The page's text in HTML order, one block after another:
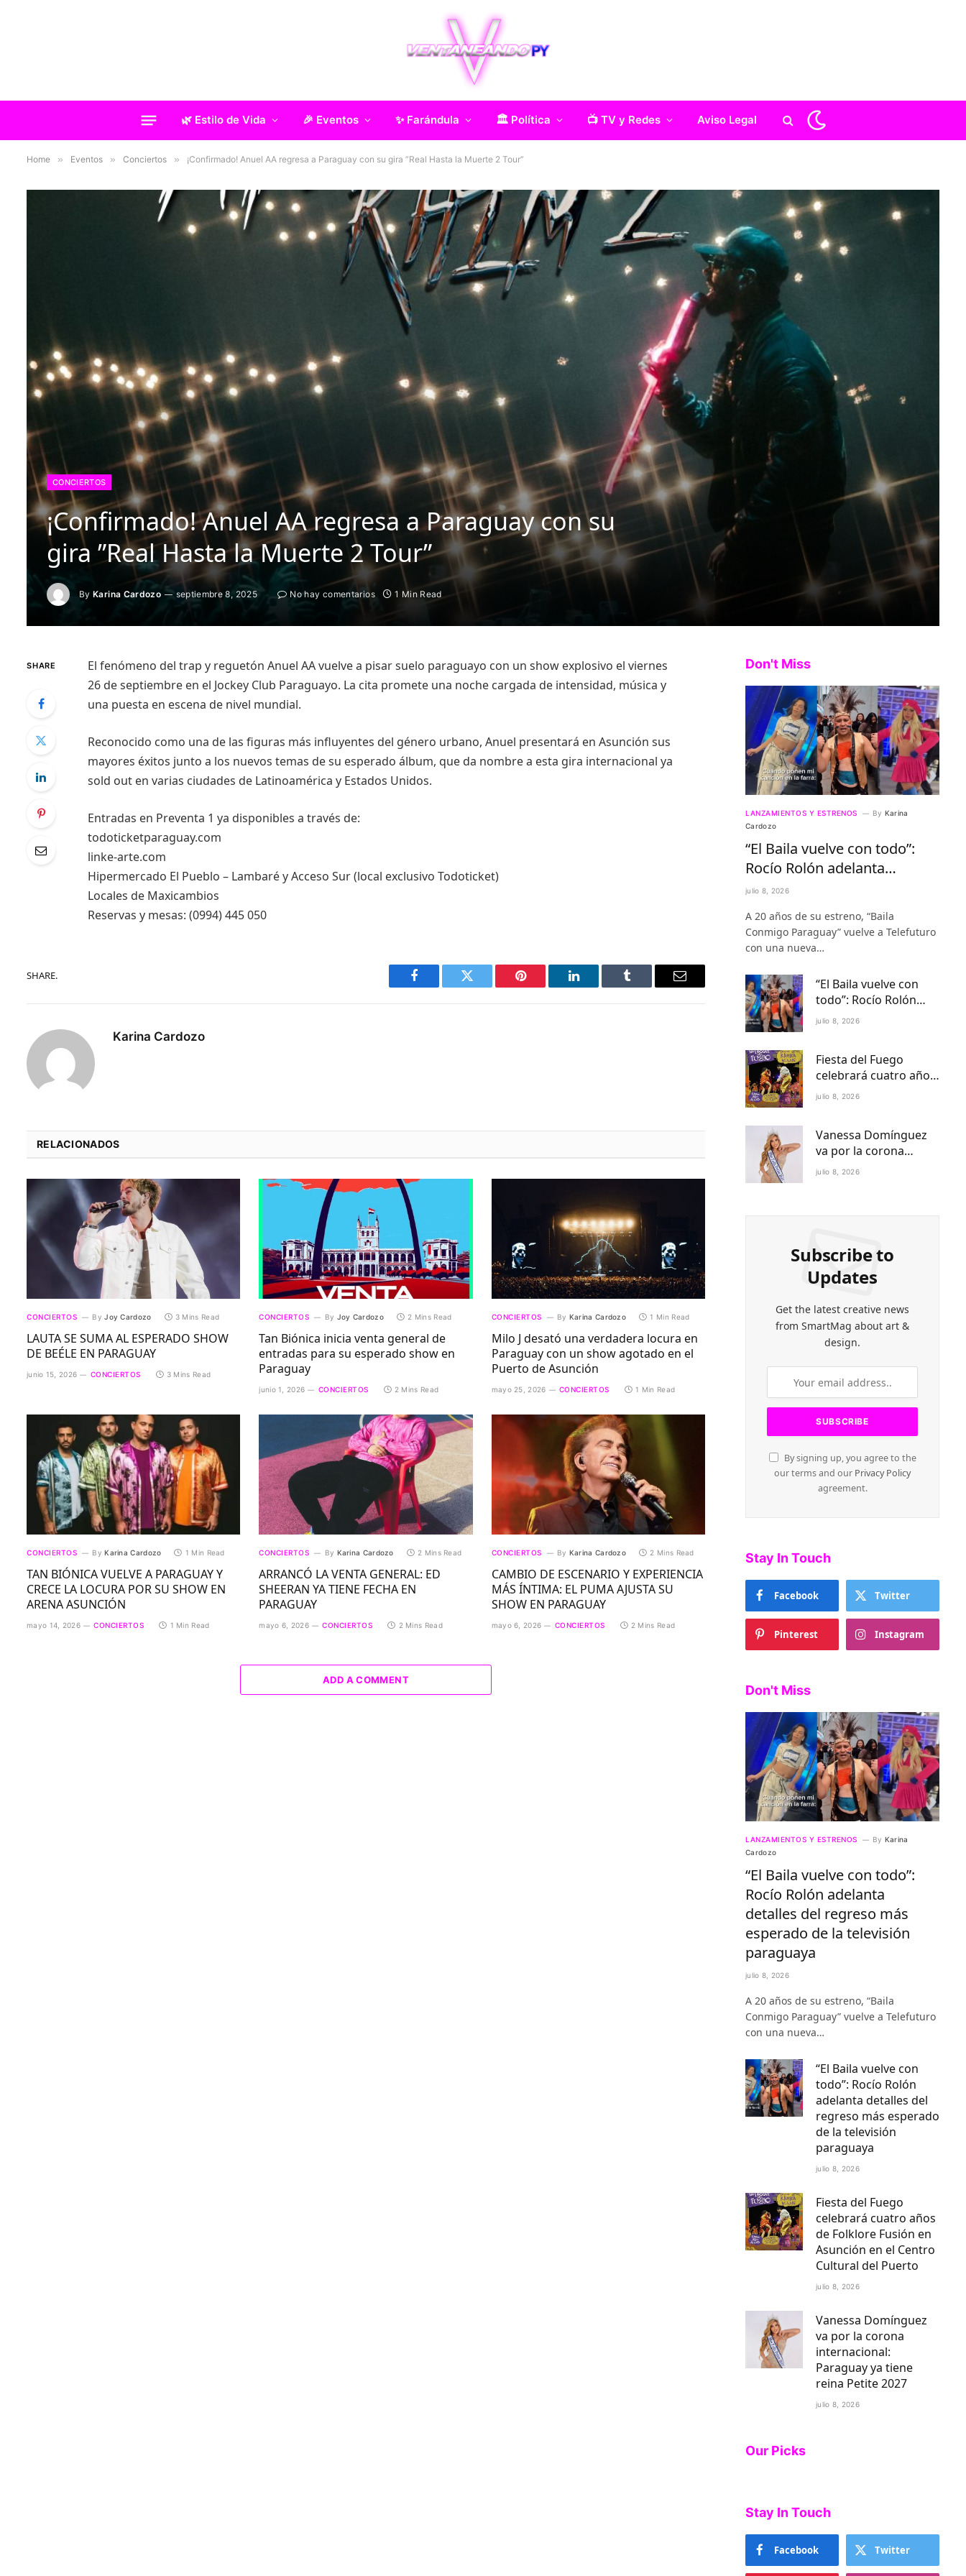
🌿 Estilo de Vida 🎉 Eventos ✨ Farándula 🏛️ Política 📺 TV y Redes Aviso Legal
Home » Eventos » Conciertos » ¡Confirmado! Anuel AA regresa a Paraguay con su gira ”Real Hasta la Muerte 2 Tour”
CONCIERTOS
¡Confirmado! Anuel AA regresa a Paraguay con su
gira ”Real Hasta la Muerte 2 Tour”
By Karina Cardozo septiembre 8, 2025 No hay comentarios 1 Min Read
SHARE
El fenómeno del trap y reguetón Anuel AA vuelve a pisar suelo paraguayo con un show explosivo el viernes
26 de septiembre en el Jockey Club Paraguayo. La cita promete una noche cargada de intensidad, música y
una puesta en escena de nivel mundial.
Reconocido como una de las figuras más influyentes del género urbano, Anuel presentará en Asunción sus
mayores éxitos junto a los nuevos temas de su esperado álbum, que da nombre a esta gira internacional ya
sold out en varias ciudades de Latinoamérica y Estados Unidos.
Entradas en Preventa 1 ya disponibles a través de:
todoticketparaguay.com
linke-arte.com
Hipermercado El Pueblo – Lambaré y Acceso Sur (local exclusivo Todoticket)
Locales de Maxicambios
Reservas y mesas: (0994) 445 050
SHARE.
Facebook Twitter Pinterest LinkedIn Tumblr Email
Karina Cardozo
RELACIONADOS
CONCIERTOS By Joy Cardozo 3 Mins Read
LAUTA SE SUMA AL ESPERADO SHOW
DE BEÉLE EN PARAGUAY
junio 15, 2026 CONCIERTOS 3 Mins Read
CONCIERTOS By Joy Cardozo 2 Mins Read
Tan Biónica inicia venta general de
entradas para su esperado show en
Paraguay
junio 1, 2026 CONCIERTOS 2 Mins Read
CONCIERTOS By Karina Cardozo 1 Min Read
Milo J desató una verdadera locura en
Paraguay con un show agotado en el
Puerto de Asunción
mayo 25, 2026 CONCIERTOS 1 Min Read
CONCIERTOS By Karina Cardozo 1 Min Read
TAN BIÓNICA VUELVE A PARAGUAY Y
CRECE LA LOCURA POR SU SHOW EN
ARENA ASUNCIÓN
mayo 14, 2026 CONCIERTOS 1 Min Read
CONCIERTOS By Karina Cardozo 2 Mins Read
ARRANCÓ LA VENTA GENERAL: ED
SHEERAN YA TIENE FECHA EN
PARAGUAY
mayo 6, 2026 CONCIERTOS 2 Mins Read
CONCIERTOS By Karina Cardozo 2 Mins Read
CAMBIO DE ESCENARIO Y EXPERIENCIA
MÁS ÍNTIMA: EL PUMA AJUSTA SU
SHOW EN PARAGUAY
mayo 6, 2026 CONCIERTOS 2 Mins Read
ADD A COMMENT
Don't Miss
LANZAMIENTOS Y ESTRENOS By Karina
Cardozo
“El Baila vuelve con todo”:
Rocío Rolón adelanta
detalles del regreso más
paraguaya
julio 8, 2026
A 20 años de su estreno, “Baila
Conmigo Paraguay” vuelve a Telefuturo
con una nueva…
“El Baila vuelve con
todo”: Rocío Rolón
adelanta detalles del
paraguaya
julio 8, 2026
Fiesta del Fuego
celebrará cuatro años
de Folklore Fusión en
julio 8, 2026
Vanessa Domínguez
va por la corona
internacional:
julio 8, 2026
Subscribe to
Updates
Get the latest creative news
from SmartMag about art &
design.
By signing up, you agree to the
our terms and our Privacy Policy
agreement.
Stay In Touch
Facebook Twitter
Pinterest Instagram
Don't Miss
LANZAMIENTOS Y ESTRENOS By Karina
Cardozo
“El Baila vuelve con todo”:
Rocío Rolón adelanta
detalles del regreso más
esperado de la televisión
paraguaya
julio 8, 2026
A 20 años de su estreno, “Baila
Conmigo Paraguay” vuelve a Telefuturo
con una nueva…
“El Baila vuelve con
todo”: Rocío Rolón
adelanta detalles del
regreso más esperado
de la televisión
paraguaya
julio 8, 2026
Fiesta del Fuego
celebrará cuatro años
de Folklore Fusión en
Asunción en el Centro
Cultural del Puerto
julio 8, 2026
Vanessa Domínguez
va por la corona
internacional:
Paraguay ya tiene
reina Petite 2027
julio 8, 2026
Our Picks
Stay In Touch
Facebook Twitter